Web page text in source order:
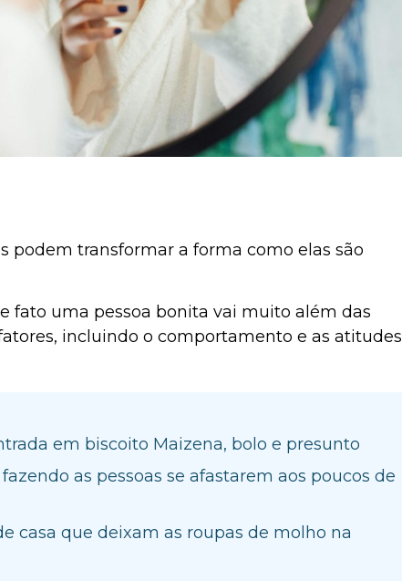
transformar a forma como elas são
fato uma pessoa bonita vai muito além das
incluindo o comportamento e as atitudes
em biscoito Maizena, bolo e presunto
as pessoas se afastarem aos poucos de
casa que deixam as roupas de molho na